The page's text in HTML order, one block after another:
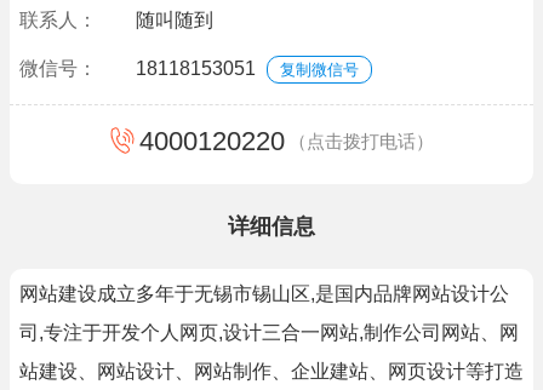
联系人： 随叫随到
微信号： 18118153051 复制微信号
4000120220 （点击拨打电话）
详细信息
网站建设成立多年于无锡市锡山区,是国内品牌网站设计公
司,专注于开发个人网页,设计三合一网站,制作公司网站、网
站建设、网站设计、网站制作、企业建站、网页设计等打造